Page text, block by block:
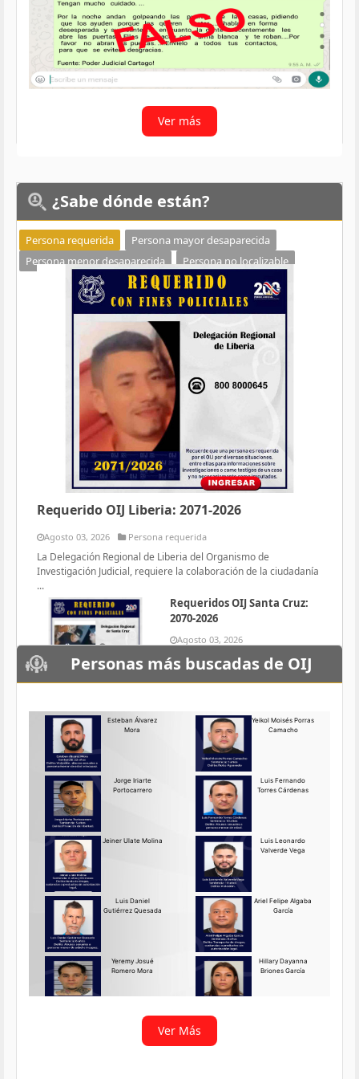
Ver más
¿Sabe dónde están?
Persona requerida
Persona mayor desaparecida
Persona menor desaparecida
Persona no localizable
Requerido OIJ Liberia: 2071-2026
Agosto 03, 2026 Persona requerida
La Delegación Regional de Liberia del Organismo de
Investigación Judicial, requiere la colaboración de la ciudadanía
...
Requeridos OIJ Santa Cruz:
2070-2026
Agosto 03, 2026
Persona requerida
La Delegación Regional de Santa
Requerido OIJ Puntarenas:
2069-2026
Agosto 03, 2026
Persona requerida
La Delegación Regional de
Puntarenas del Organismo de
Investigación
Ver más
Personas más buscadas de OIJ
Ver Más